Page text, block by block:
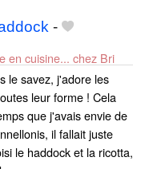
-
en cuisine... chez Bri
le savez, j'adore les
leur forme ! Cela
que j'avais envie de
il fallait juste
le haddock et la ricotta,